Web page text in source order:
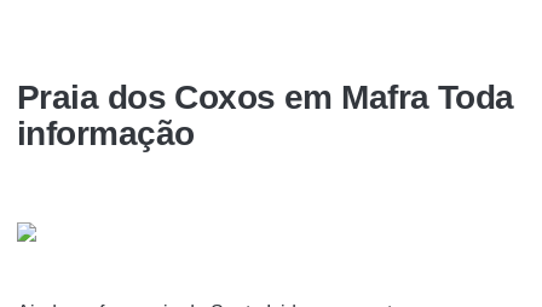
Praia dos Coxos em Mafra Toda
informação